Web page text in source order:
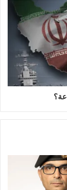
لا طائل منها.
القوات
ولذلك،